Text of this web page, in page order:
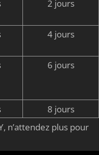
2 jours
4 jours
6 jours
8 jours
n’attendez plus pour